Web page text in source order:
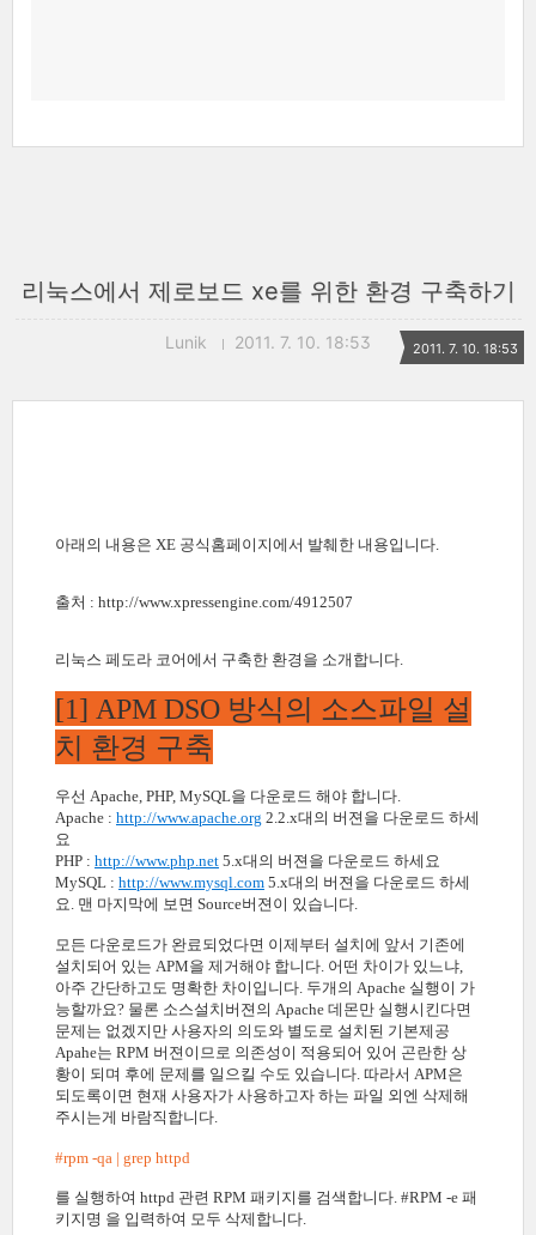
리눅스에서 제로보드 xe를 위한 환경 구축하기
Lunik 2011. 7. 10. 18:53 2011. 7. 10. 18:53
아래의 내용은 XE 공식홈페이지에서 발췌한 내용입니다.
출처 : http://www.xpressengine.com/4912507
리눅스 페도라 코어에서 구축한 환경을 소개합니다.
[1] APM DSO 방식의 소스파일 설
치 환경 구축
우선 Apache, PHP, MySQL을 다운로드 해야 합니다.
Apache : http://www.apache.org 2.2.x대의 버젼을 다운로드 하세
요
PHP : http://www.php.net 5.x대의 버젼을 다운로드 하세요
MySQL : http://www.mysql.com 5.x대의 버젼을 다운로드 하세
요. 맨 마지막에 보면 Source버젼이 있습니다.
모든 다운로드가 완료되었다면 이제부터 설치에 앞서 기존에
설치되어 있는 APM을 제거해야 합니다. 어떤 차이가 있느냐,
아주 간단하고도 명확한 차이입니다. 두개의 Apache 실행이 가
능할까요? 물론 소스설치버젼의 Apache 데몬만 실행시킨다면
문제는 없겠지만 사용자의 의도와 별도로 설치된 기본제공
Apahe는 RPM 버젼이므로 의존성이 적용되어 있어 곤란한 상
황이 되며 후에 문제를 일으킬 수도 있습니다. 따라서 APM은
되도록이면 현재 사용자가 사용하고자 하는 파일 외엔 삭제해
주시는게 바람직합니다.
#rpm -qa | grep httpd
를 실행하여 httpd 관련 RPM 패키지를 검색합니다. #RPM -e 패
키지명 을 입력하여 모두 삭제합니다.